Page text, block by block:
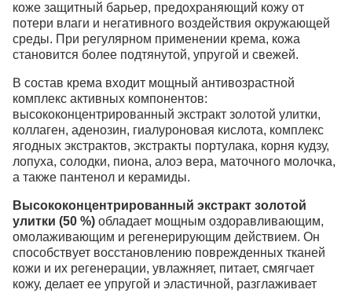
коже защитный барьер, предохраняющий кожу от
потери влаги и негативного воздействия окружающей
среды. При регулярном применении крема, кожа
становится более подтянутой, упругой и свежей.
В состав крема входит мощный антивозрастной
комплекс активных компонентов:
высококонцентрированный экстракт золотой улитки,
коллаген, аденозин, гиалуроновая кислота, комплекс
ягодных экстрактов, экстракты портулака, корня кудзу,
лопуха, солодки, пиона, алоэ вера, маточного молочка,
а также пантенол и керамиды.
Высококонцентрированный экстракт золотой
улитки (50 %) обладает мощным оздоравливающим,
омолаживающим и регенерирующим действием. Он
способствует восстановлению поврежденных тканей
кожи и их регенерации, увлажняет, питает, смягчает
кожу, делает ее упругой и эластичной, разглаживает